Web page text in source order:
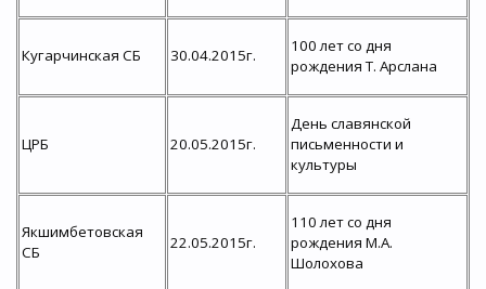
Кугарчинская СБ 30.04.2015г.
100 лет со дня
рождения Т. Арслана
ЦРБ 20.05.2015г.
День славянской
письменности и
культуры
Якшимбетовская
СБ
22.05.2015г.
110 лет со дня
рождения М.А.
Шолохова